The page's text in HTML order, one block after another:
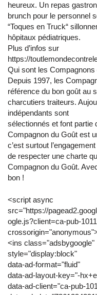
heureux. Un repas
brunch pour le personnel
“Toques en Truck“
hôpitaux pédiatriques.
Plus d’infos sur
https://
Qui sont les Compagnons
Depuis 1997, les
référence du bon goût au
charcutiers traiteurs.
indépendants sont
sélectionnés et font partie
Compagnon du Goût est
c’est surtout
de respecter une charte
Compagnon du Goût.
bon !
<script async
src="https://
ogle.js?client=ca-pub-
<ins class="adsbygoogle"
style="display:block"
data-ad-format="fluid"
data-ad-layout-key="-
data-ad-client="ca-pub-